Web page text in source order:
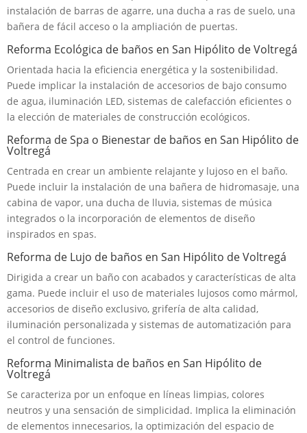
instalación de barras de agarre, una ducha a ras de suelo, una
bañera de fácil acceso o la ampliación de puertas.
Reforma Ecológica de baños en San Hipólito de Voltregá
Orientada hacia la eficiencia energética y la sostenibilidad.
Puede implicar la instalación de accesorios de bajo consumo
de agua, iluminación LED, sistemas de calefacción eficientes o
la elección de materiales de construcción ecológicos.
Reforma de Spa o Bienestar de baños en San Hipólito de
Voltregá
Centrada en crear un ambiente relajante y lujoso en el baño.
Puede incluir la instalación de una bañera de hidromasaje, una
cabina de vapor, una ducha de lluvia, sistemas de música
integrados o la incorporación de elementos de diseño
inspirados en spas.
Reforma de Lujo de baños en San Hipólito de Voltregá
Dirigida a crear un baño con acabados y características de alta
gama. Puede incluir el uso de materiales lujosos como mármol,
accesorios de diseño exclusivo, grifería de alta calidad,
iluminación personalizada y sistemas de automatización para
el control de funciones.
Reforma Minimalista de baños en San Hipólito de
Voltregá
Se caracteriza por un enfoque en líneas limpias, colores
neutros y una sensación de simplicidad. Implica la eliminación
de elementos innecesarios, la optimización del espacio de